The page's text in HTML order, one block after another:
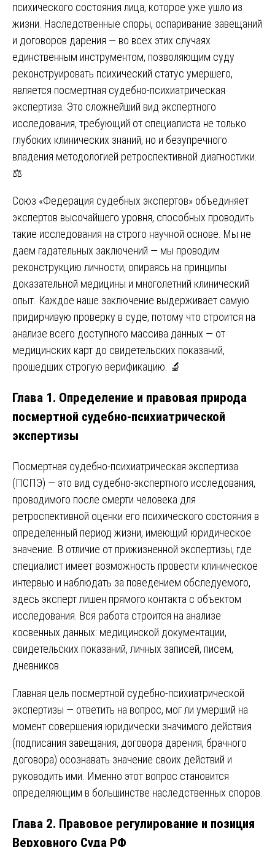
психического состояния лица, которое уже ушло из
жизни. Наследственные споры, оспаривание завещаний
и договоров дарения — во всех этих случаях
единственным инструментом, позволяющим суду
реконструировать психический статус умершего,
является посмертная судебно-психиатрическая
экспертиза. Это сложнейший вид экспертного
исследования, требующий от специалиста не только
глубоких клинических знаний, но и безупречного
владения методологией ретроспективной диагностики.
⚖️
Союз «Федерация судебных экспертов» объединяет
экспертов высочайшего уровня, способных проводить
такие исследования на строго научной основе. Мы не
даем гадательных заключений — мы проводим
реконструкцию личности, опираясь на принципы
доказательной медицины и многолетний клинический
опыт. Каждое наше заключение выдерживает самую
придирчивую проверку в суде, потому что строится на
анализе всего доступного массива данных — от
медицинских карт до свидетельских показаний,
прошедших строгую верификацию. 🔬
Глава 1. Определение и правовая природа
посмертной судебно-психиатрической
экспертизы
Посмертная судебно-психиатрическая экспертиза
(ПСПЭ) — это вид судебно-экспертного исследования,
проводимого после смерти человека для
ретроспективной оценки его психического состояния в
определенный период жизни, имеющий юридическое
значение. В отличие от прижизненной экспертизы, где
специалист имеет возможность провести клиническое
интервью и наблюдать за поведением обследуемого,
здесь эксперт лишен прямого контакта с объектом
исследования. Вся работа строится на анализе
косвенных данных: медицинской документации,
свидетельских показаний, личных записей, писем,
дневников.
Главная цель посмертной судебно-психиатрической
экспертизы — ответить на вопрос, мог ли умерший на
момент совершения юридически значимого действия
(подписания завещания, договора дарения, брачного
договора) осознавать значение своих действий и
руководить ими. Именно этот вопрос становится
определяющим в большинстве наследственных споров.
Глава 2. Правовое регулирование и позиция
Верховного Суда РФ